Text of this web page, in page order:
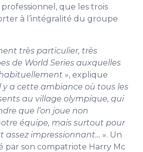
que les trois
à l’intégralité du groupe
très particulier, très
de World Series auxquelles
», explique
y a cette ambiance où tous les
au village olympique, qui
que l’on joue non
équipe, mais surtout pour
assez impressionnant… ». Un
par son compatriote Harry Mc